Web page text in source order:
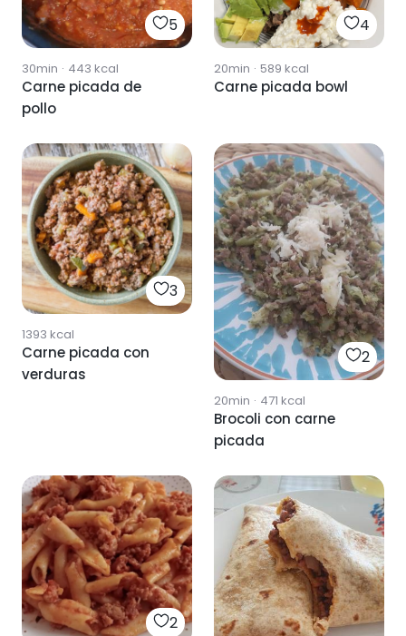
5
30min · 443 kcal
Carne picada de
pollo
4
20min · 589 kcal
Carne picada bowl
3
1393 kcal
Carne picada con
verduras
2
20min · 471 kcal
Brocoli con carne
picada
2